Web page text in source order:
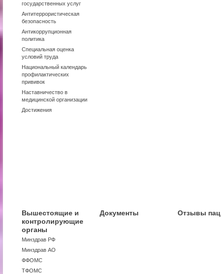
государственных услуг
Антитеррористическая
безопасность
Антикоррупционная
политика
Специальная оценка
условий труда
Национальный календарь
профилактических
прививок
Наставничество в
медицинской организации
Достижения
Вышестоящие и
контролирующие
органы
Минздрав РФ
Минздрав АО
ФФОМС
ТФОМС
Документы Отзывы